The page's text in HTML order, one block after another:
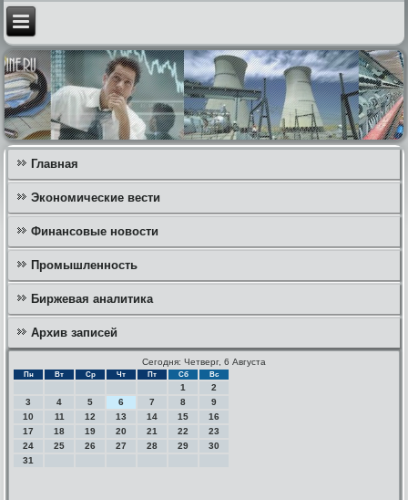
Главная
Экономические вести
Финансовые новости
Промышленность
Биржевая аналитика
Архив записей
Сегодня: Четверг, 6 Августа
Пн Вт Ср Чт Пт Сб Вс
1
2
3
4 5 6 7 8
9
10
11 12 13 14 15
16
17
18 19 20 21 22
23
24
25 26 27 28 29
30
31